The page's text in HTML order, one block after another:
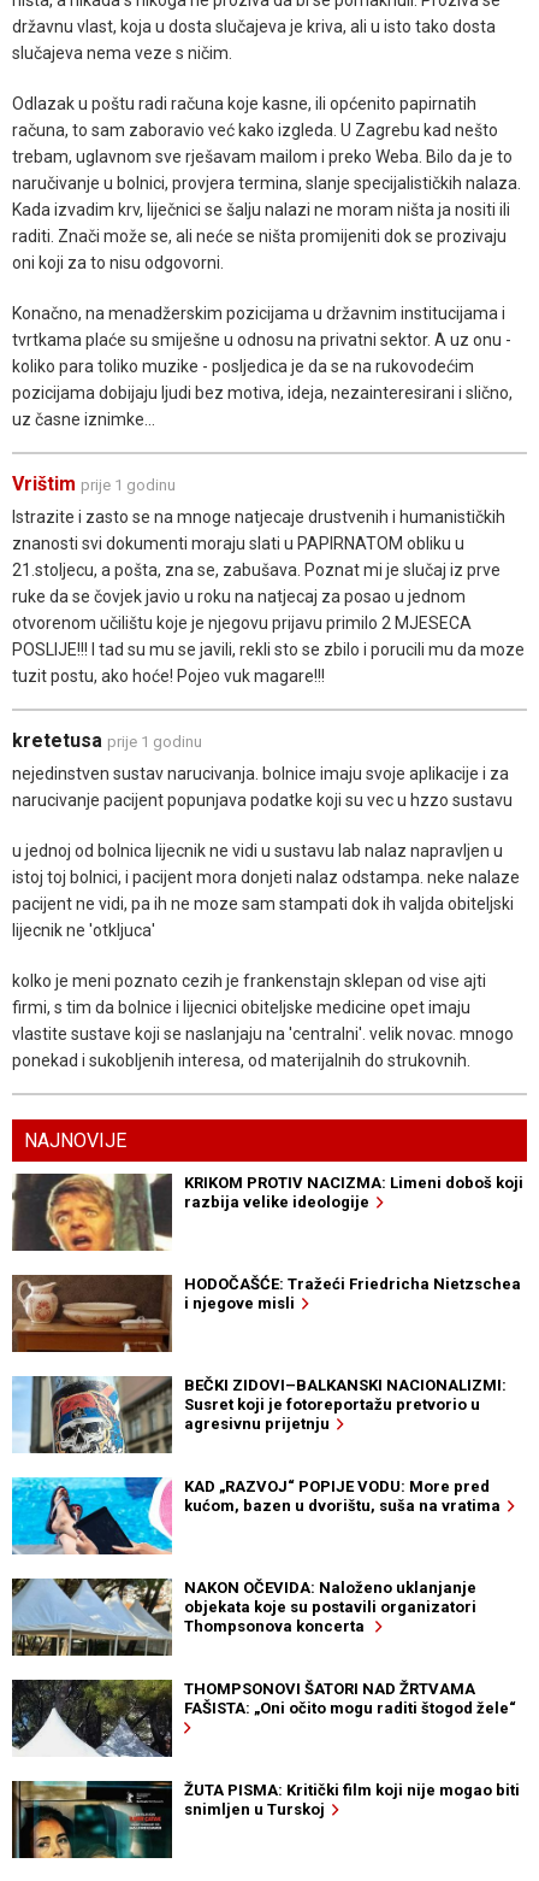
državnu vlast, koja u dosta slučajeva je kriva, ali u isto tako dosta
slučajeva nema veze s ničim.
Odlazak u poštu radi računa koje kasne, ili općenito papirnatih
računa, to sam zaboravio već kako izgleda. U Zagrebu kad nešto
trebam, uglavnom sve rješavam mailom i preko Weba. Bilo da je to
naručivanje u bolnici, provjera termina, slanje specijalističkih nalaza.
Kada izvadim krv, liječnici se šalju nalazi ne moram ništa ja nositi ili
raditi. Znači može se, ali neće se ništa promijeniti dok se prozivaju
oni koji za to nisu odgovorni.
Konačno, na menadžerskim pozicijama u državnim institucijama i
tvrtkama plaće su smiješne u odnosu na privatni sektor. A uz onu -
koliko para toliko muzike - posljedica je da se na rukovodećim
pozicijama dobijaju ljudi bez motiva, ideja, nezainteresirani i slično,
uz časne iznimke...
Vrištim prije 1 godinu
Istrazite i zasto se na mnoge natjecaje drustvenih i humanističkih
znanosti svi dokumenti moraju slati u PAPIRNATOM obliku u
21.stoljecu, a pošta, zna se, zabušava. Poznat mi je slučaj iz prve
ruke da se čovjek javio u roku na natjecaj za posao u jednom
otvorenom učilištu koje je njegovu prijavu primilo 2 MJESECA
POSLIJE!!! I tad su mu se javili, rekli sto se zbilo i porucili mu da moze
tuzit postu, ako hoće! Pojeo vuk magare!!!
kretetusa prije 1 godinu
nejedinstven sustav narucivanja. bolnice imaju svoje aplikacije i za
narucivanje pacijent popunjava podatke koji su vec u hzzo sustavu
u jednoj od bolnica lijecnik ne vidi u sustavu lab nalaz napravljen u
istoj toj bolnici, i pacijent mora donjeti nalaz odstampa. neke nalaze
pacijent ne vidi, pa ih ne moze sam stampati dok ih valjda obiteljski
lijecnik ne 'otkljuca'
kolko je meni poznato cezih je frankenstajn sklepan od vise ajti
firmi, s tim da bolnice i lijecnici obiteljske medicine opet imaju
vlastite sustave koji se naslanjaju na 'centralni'. velik novac. mnogo
ponekad i sukobljenih interesa, od materijalnih do strukovnih.
NAJNOVIJE
KRIKOM PROTIV NACIZMA: Limeni doboš koji
razbija velike ideologije
HODOČAŠĆE: Tražeći Friedricha Nietzschea
i njegove misli
BEČKI ZIDOVI–BALKANSKI NACIONALIZMI:
Susret koji je fotoreportažu pretvorio u
agresivnu prijetnju
KAD „RAZVOJ“ POPIJE VODU: More pred
kućom, bazen u dvorištu, suša na vratima
NAKON OČEVIDA: Naloženo uklanjanje
objekata koje su postavili organizatori
Thompsonova koncerta
THOMPSONOVI ŠATORI NAD ŽRTVAMA
FAŠISTA: „Oni očito mogu raditi štogod žele“
ŽUTA PISMA: Kritički film koji nije mogao biti
snimljen u Turskoj